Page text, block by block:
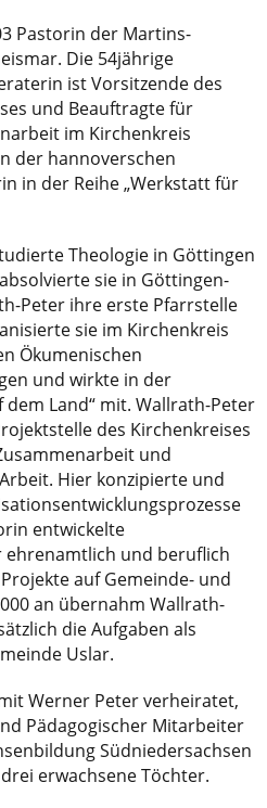
Pastorin der Martins-
Die 54jährige
ist Vorsitzende des
und Beauftragte für
im Kirchenkreis
der hannoverschen
in der Reihe „Werkstatt für
Theologie in Göttingen
sie in Göttingen-
Peter ihre erste Pfarrstelle
sie im Kirchenkreis
Ökumenischen
und wirkte in der
Land“ mit. Wallrath-Peter
des Kirchenkreises
und
Hier konzipierte und
entwickelte
und beruflich
auf Gemeinde- und
an übernahm Wallrath-
die Aufgaben als
Uslar.
Werner Peter verheiratet,
Pädagogischer Mitarbeiter
Südniedersachsen
erwachsene Töchter.